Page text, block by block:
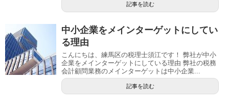
記事を読む
中小企業をメインターゲットにしてい
る理由
こんにちは、練馬区の税理士須江です！ 弊社が中小
企業をメインターゲットにしている理由 弊社の税務
会計顧問業務のメインターゲットは中小企業...
記事を読む